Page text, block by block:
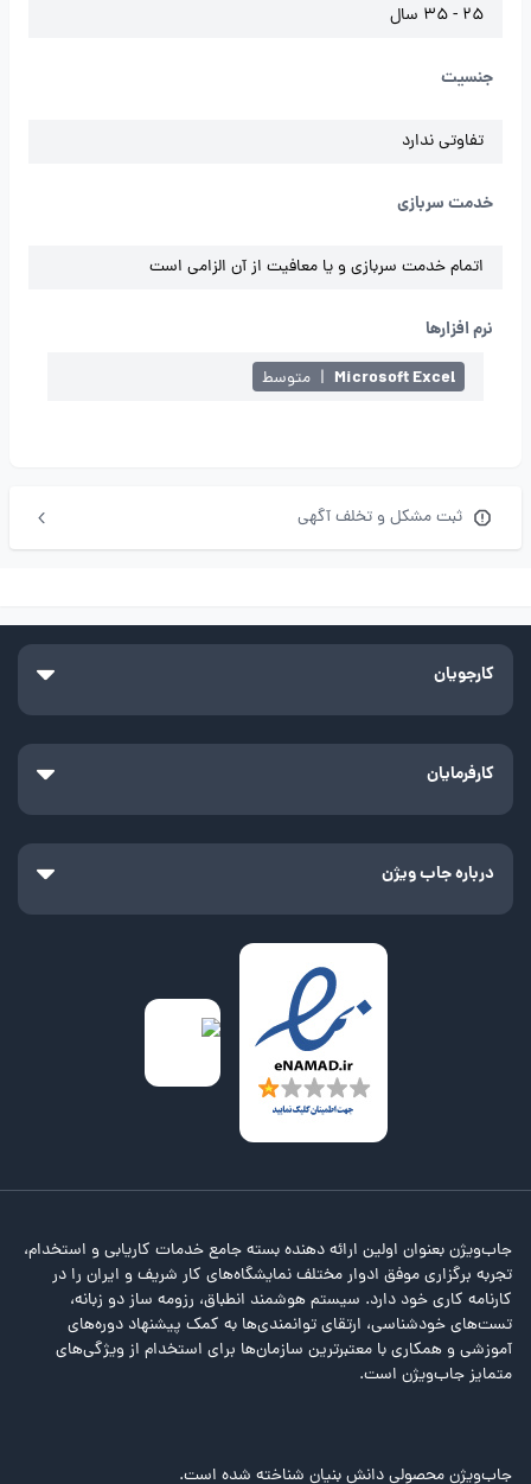
25 - 35 سال
جنسیت
تفاوتی ندارد
خدمت سربازی
اتمام خدمت سربازی و یا معافیت از آن الزامی است
نرم افزارها
Microsoft Excel
| متوسط
ثبت مشکل و تخلف آگهی
کارجویان
کارفرمایان
درباره جاب ویژن
جاب‌ویژن بعنوان اولین ارائه دهنده بسته جامع خدمات کاریابی و استخدام،
تجربه برگزاری موفق ادوار مختلف نمایشگاه‌های کار شریف و ایران را در
کارنامه کاری خود دارد. سیستم هوشمند انطباق، رزومه ساز دو زبانه،
تست‌های خودشناسی، ارتقای توانمندی‌ها به کمک پیشنهاد دوره‌های
آموزشی و همکاری با معتبرترین سازمان‌ها برای استخدام از ویژگی‌های
متمایز جاب‌ویژن است.
جاب‌ویژن محصولی دانش بنیان شناخته شده است.